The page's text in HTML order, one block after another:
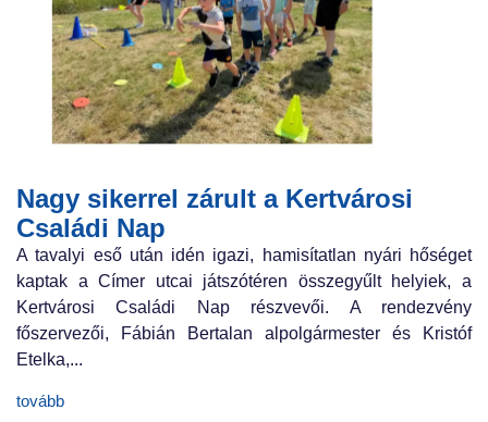
Nagy sikerrel zárult a Kertvárosi
Családi Nap
A tavalyi eső után idén igazi, hamisítatlan nyári hőséget
kaptak a Címer utcai játszótéren összegyűlt helyiek, a
Kertvárosi Családi Nap részvevői. A rendezvény
főszervezői, Fábián Bertalan alpolgármester és Kristóf
Etelka,...
tovább